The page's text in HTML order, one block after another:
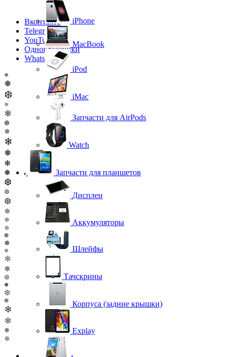
Вконтакте
Telegram
YouTube
Одноклассники
WhatsApp
❄
❅
❆
❄
❄
❆
❅
❄
❅
❄
❅
❆
❆
❆
❅
❄
❄
❆
❅
❄
❄
❅
❆
❅
❆
❆
❄
❄
❄
❄
iPhone
MacBook
iPod
iMac
Запчасти для AirPods
Watch
Запчасти для планшетов
Дисплеи
Аккумуляторы
Шлейфы
Тачскрины
Корпуса (задние крышки)
Explay